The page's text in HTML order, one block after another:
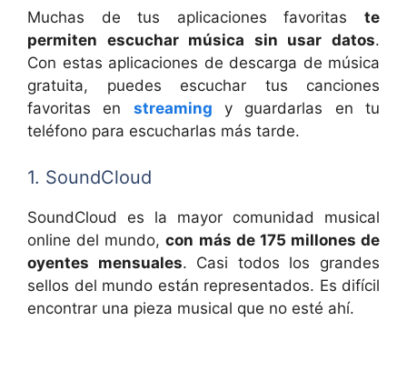
Muchas de tus aplicaciones favoritas te
permiten escuchar música sin usar datos.
Con estas aplicaciones de descarga de música
gratuita, puedes escuchar tus canciones
favoritas en streaming y guardarlas en tu
teléfono para escucharlas más tarde.
1. SoundCloud
SoundCloud es la mayor comunidad musical
online del mundo,con más de 175 millones de
oyentes mensuales. Casi todos los grandes
sellos del mundo están representados. Es difícil
encontrar una pieza musical que no esté ahí.